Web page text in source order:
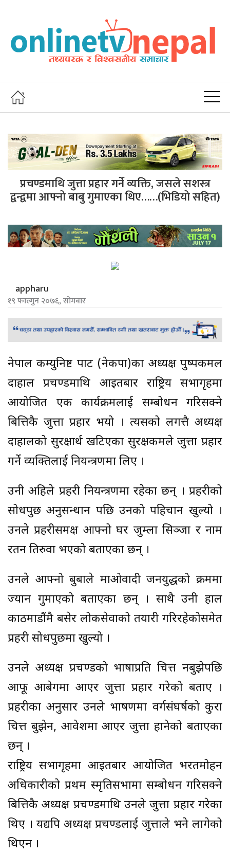
प्रचण्डमाथि जुत्ता प्रहार गर्ने व्यक्ति, जसले सशस्त्र
द्वन्द्वमा आफ्नो बाबु गुमाएका थिए……(भिडियो सहित)
appharu
१९ फाल्गुन २०७६, सोमबार
नेपाल कम्युनिष्ट पार्टी (नेकपा)का अध्यक्ष पुष्पकमल
दाहाल प्रचण्डमाथि आइतबार राष्ट्रिय सभागृहमा
आयोजित एक कार्यक्रमलाई सम्बोधन गरिसक्ने
बित्तिकै जुत्ता प्रहार भयो । त्यसको लगत्तै अध्यक्ष
दाहालको सुरक्षार्थ खटिएका सुरक्षकर्मीले जुत्ता प्रहार
गर्ने व्यक्तिलाई नियन्त्रणमा लिए ।
उनी अहिले प्रहरी नियन्त्रणमा रहेका छन् । प्रहरीको
सोधपुछ अनुसन्धान पछि उनको पहिचान खुल्यो ।
उनले प्रहरीसमक्ष आफ्नो घर जुम्ला सिञ्जा र नाम
रतन तिरुवा भएको बताएका छन् ।
उनले आफ्नो बुबाले माओवादी जनयुद्धको क्रममा
ज्यान गुमाएको बताएका छन् । साथै उनी हाल
काठमाडौंमै बसेर लोकसेवाको तयारी गरिरहेकोसमेत
प्रहरी सोधपुछमा खुल्यो ।
उनले अध्यक्ष प्रचण्डको भाषाप्रति चित्त नबुझेपछि
आफू आबेगमा आएर जुत्ता प्रहार गरेको बताए ।
प्रहरीका अनुसार उनले भाषणमा वर्गसंघर्षको कुरा
चित्त बुझेन, आवेशमा आएर जुत्ता हानेको बताएका
छन् ।
राष्ट्रिय सभागृहमा आइतबार आयोजित भरतमोहन
अधिकारीको प्रथम स्मृतिसभामा सम्बोधन गरिसक्ने
बित्तिकै अध्यक्ष प्रचण्डमाथि उनले जुत्ता प्रहार गरेका
थिए । यद्यपि अध्यक्ष प्रचण्डलाई जुत्ताले भने लागेको
थिएन ।